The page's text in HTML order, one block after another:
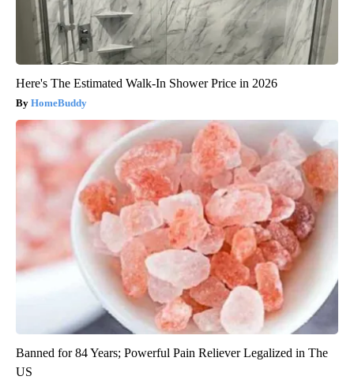
Here's The Estimated Walk-In Shower Price in 2026
HomeBuddy
Banned for 84 Years; Powerful Pain Reliever Legalized in The
US